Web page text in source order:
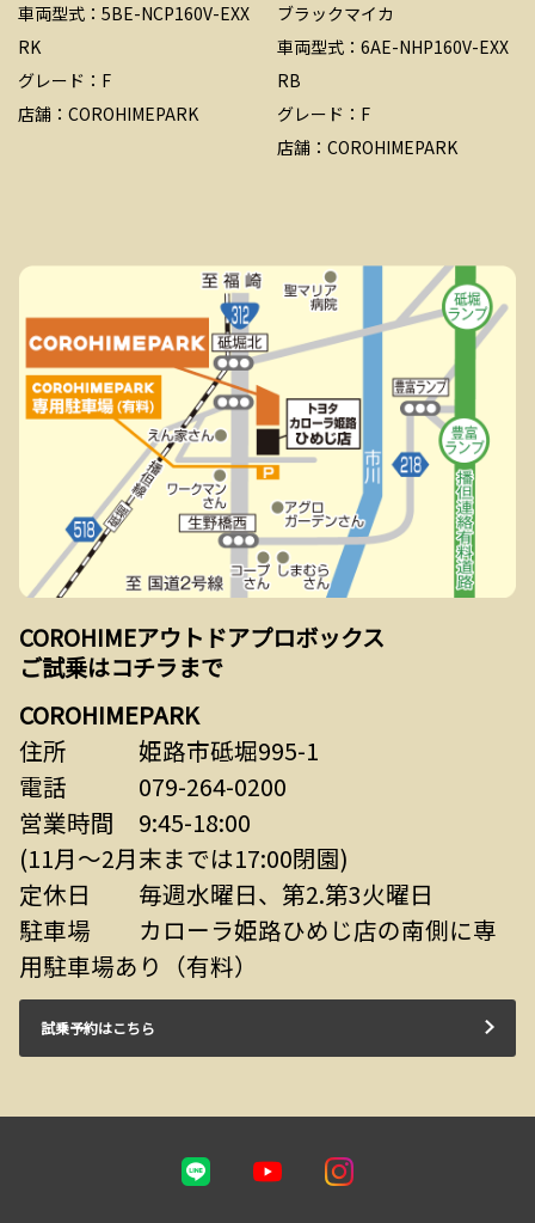
車両型式：5BE-NCP160V-EXX
RK
グレード：F
店舗：COROHIMEPARK
ブラックマイカ
車両型式：6AE-NHP160V-EXX
RB
グレード：F
店舗：COROHIMEPARK
COROHIMEアウトドアプロボックス
ご試乗はコチラまで
COROHIMEPARK
住所 姫路市砥堀995-1
電話 079-264-0200
営業時間 9:45-18:00
(11月～2月末までは17:00閉園)
定休日 毎週水曜日、第2.第3火曜日
駐車場 カローラ姫路ひめじ店の南側に専
用駐車場あり（有料）
試乗予約はこちら